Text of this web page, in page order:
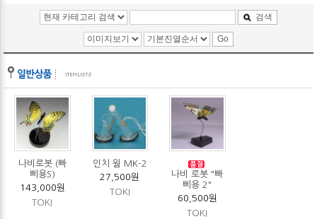
검색
나비로봇 (빠
삐용S)
143,000원
TOKI
인치 웜 MK-2
27,500원
TOKI
나비 로봇 "빠
삐용 2"
60,500원
TOKI